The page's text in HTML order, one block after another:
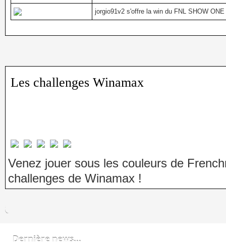
jorgio91v2 s'offre la win du FNL SHOW ONE
Les
Venez jouer sous les couleurs de
challenges de Winamax !
Dernière news...